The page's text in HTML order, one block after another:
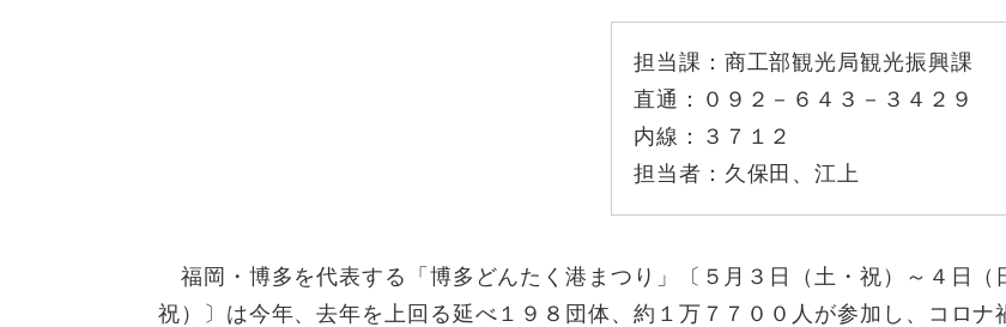
担当課： 商工部観光局観光振興課
直通：
０９２－６４３－３４２９
内線：
３７１２
担当者： 久保田、江上
福岡・博多を代表する「博多どんたく港まつり」〔５月３日（土・祝）～４日（
祝）〕は今年、去年を上回る延べ１９８団体、約１万７７００人が参加し、コロナ